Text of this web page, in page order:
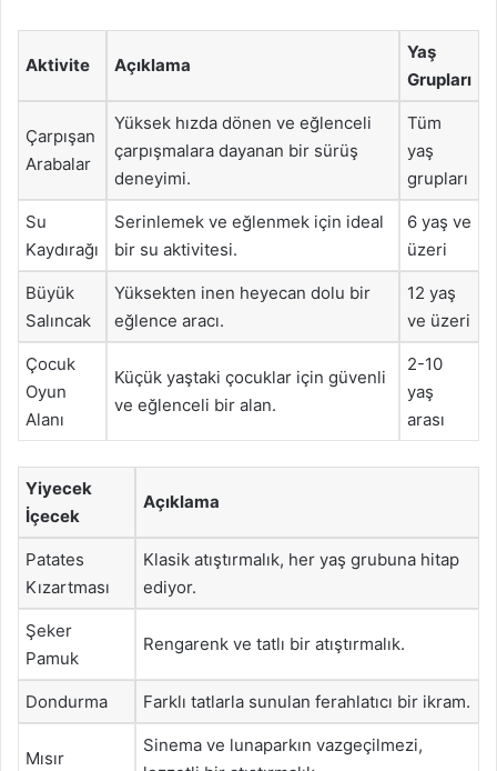
Aktivite Açıklama
Yaş
Grupları
Çarpışan
Arabalar
Yüksek hızda dönen ve eğlenceli
çarpışmalara dayanan bir sürüş
deneyimi.
Tüm
yaş
grupları
Su
Kaydırağı
Serinlemek ve eğlenmek için ideal
bir su aktivitesi.
6 yaş ve
üzeri
Büyük
Salıncak
Yüksekten inen heyecan dolu bir
eğlence aracı.
12 yaş
ve üzeri
Çocuk
Oyun
Alanı
Küçük yaştaki çocuklar için güvenli
ve eğlenceli bir alan.
2-10
yaş
arası
Yiyecek
İçecek
Açıklama
Patates
Kızartması
Klasik atıştırmalık, her yaş grubuna hitap
ediyor.
Şeker
Pamuk
Rengarenk ve tatlı bir atıştırmalık.
Dondurma Farklı tatlarla sunulan ferahlatıcı bir ikram.
Mısır
Sinema ve lunaparkın vazgeçilmezi,